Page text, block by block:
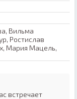
Вильма
Ростислав
Мария Мацель,
встречает